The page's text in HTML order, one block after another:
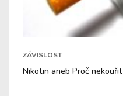
ZÁVISLOST
Nikotin aneb Proč nekouřit